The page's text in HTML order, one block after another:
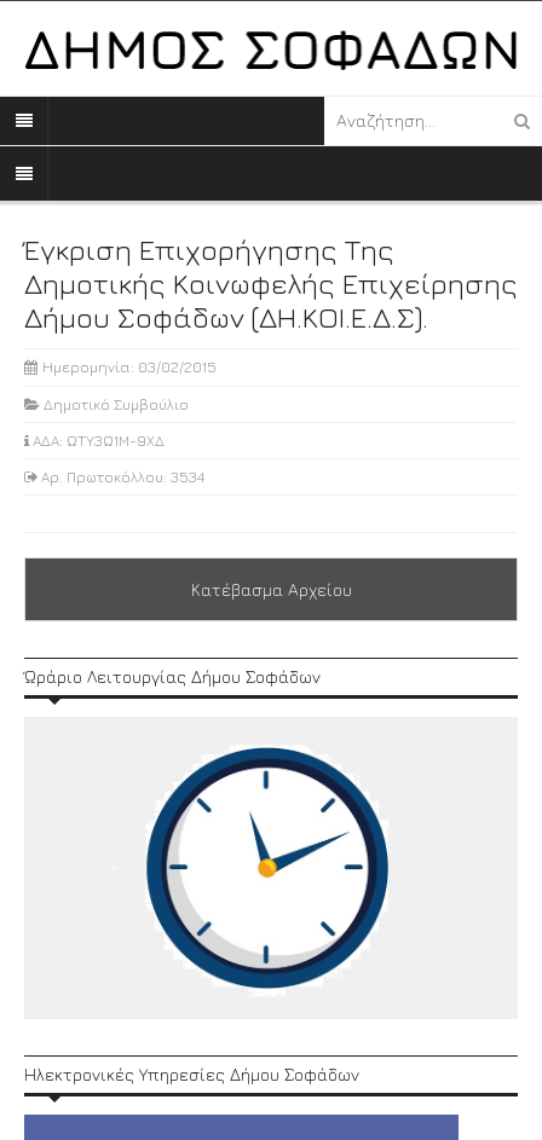
Έγκριση Επιχορήγησης Της
Δημοτικής Κοινωφελής Επιχείρησης
Δήμου Σοφάδων (ΔΗ.ΚΟΙ.Ε.Δ.Σ).
Ημερομηνία: 03/02/2015
Δημοτικό Συμβούλιο
ΑΔΑ: ΩΤΥ3Ω1Μ-9ΧΔ
Αρ. Πρωτοκόλλου: 3534
Κατέβασμα Αρχείου
Ώράριο Λειτουργίας Δήμου Σοφάδων
Ηλεκτρονικές Υπηρεσίες Δήμου Σοφάδων